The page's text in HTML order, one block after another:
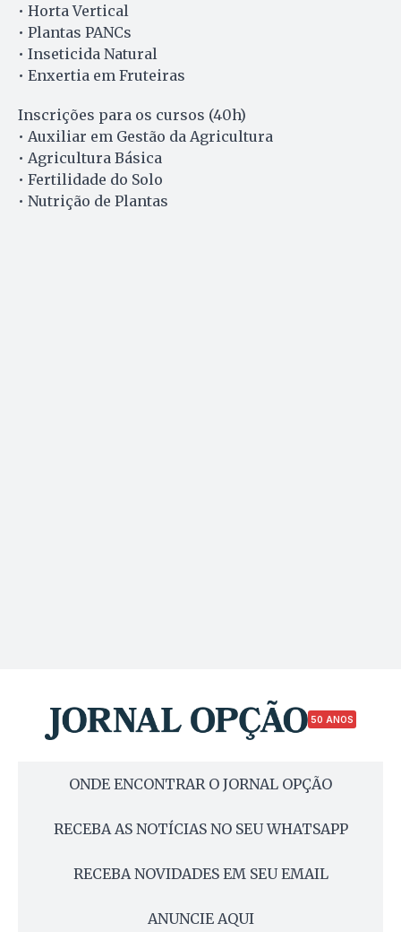
• Horta Vertical
• Plantas PANCs
• Inseticida Natural
• Enxertia em Fruteiras
Inscrições para os cursos (40h)
• Auxiliar em Gestão da Agricultura
• Agricultura Básica
• Fertilidade do Solo
• Nutrição de Plantas
50 ANOS
ONDE ENCONTRAR O JORNAL OPÇÃO
RECEBA AS NOTÍCIAS NO SEU WHATSAPP
RECEBA NOVIDADES EM SEU EMAIL
ANUNCIE AQUI